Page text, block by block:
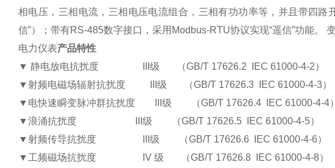
相电压，三相电流，三相电压电流组合，三相有功功率等，并且带四路
信”）；带有RS-485数字接口，采用 Modbus-RTU协议实现“遥信”功能。
电力仪表产品特性
▼ 静电放电抗扰度 级 （GB/T 17626.2 IEC 61000-4-2）
▼ 射频电磁场辐射抗扰度 级 （GB/T 17626.3 IEC 61000-4-3）
▼ 电快速瞬变脉冲群抗扰度 级 （GB/T 17626.4 IEC 61000-4-4）
▼浪涌抗扰度 级 （GB/T 17626.5 IEC 61000-4-5）
▼ 射频传导抗扰度 级 （GB/T 17626.6 IEC 61000-4-6）
▼ 工频磁场抗扰度 IV 级 （GB/T 17626.8 IEC 61000-4-8）